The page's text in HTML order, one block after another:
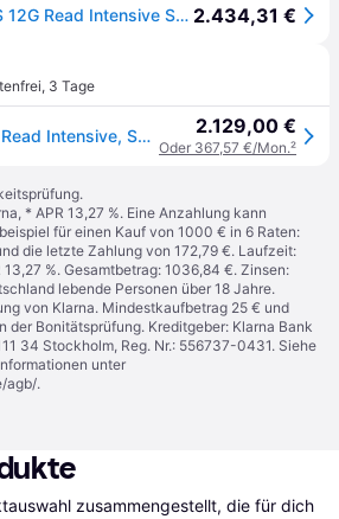
HPE MSA 960GB SAS 12G Read Intensive SFF (2.5in) M2 3yr Wty SSD R0Q46A 2.434,31 €
, 3 Tage
HPE E MSA SSD SAS Read Intensive, SFF, 2.5 inch, M2, 3yr Wty (960GB, 2.5"), SSD 2.129,00 €
Oder 367,57 €/Mon.²
* APR 13,27 %. Eine Anzahlung kann
für einen Kauf von 1000 € in 6 Raten:
die letzte Zahlung von 172,79 €. Laufzeit:
%. Gesamtbetrag: 1036,84 €. Zinsen:
lebende Personen über 18 Jahre.
von Klarna. Mindestkaufbetrag 25 € und
der Bonitätsprüfung. Kreditgeber: Klarna Bank
34 Stockholm, Reg. Nr.: 556737-0431. Siehe
unter
agb/.
zusammengestellt, die für dich